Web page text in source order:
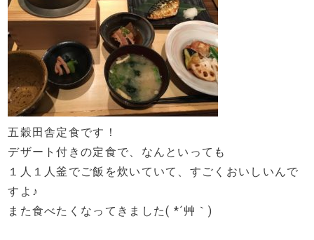
五穀田舎定食です！
デザート付きの定食で、なんといっても
１人１人釜でご飯を炊いていて、すごくおいしいんで
すよ♪
また食べたくなってきました( *´艸｀)